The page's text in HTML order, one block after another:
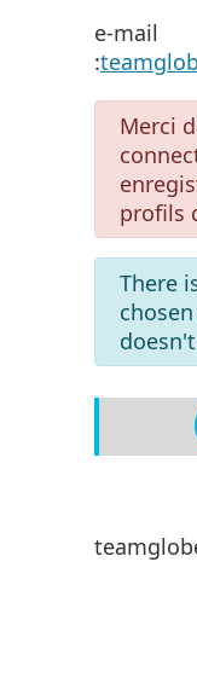
e-mail
:
Merci
profils
info
There